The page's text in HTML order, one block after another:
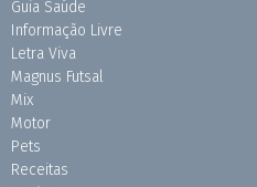
Guia Saúde
Informação Livre
Letra Viva
Magnus Futsal
Mix
Motor
Pets
Receitas